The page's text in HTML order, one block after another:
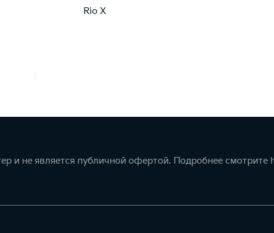
Rio X
и не является публичной офертой. Подробнее смотрите